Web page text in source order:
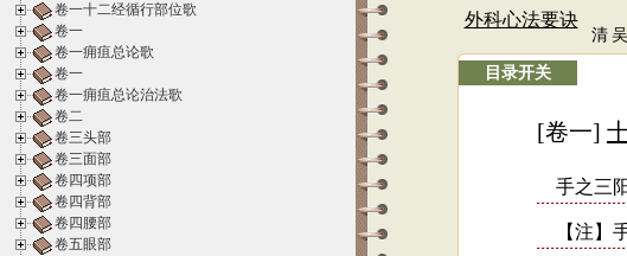
卷一十二经循行部位歌
卷一
卷一痈疽总论歌
卷一
卷一痈疽总论治法歌
卷二
卷三头部
卷三面部
卷四项部
卷四背部
卷四腰部
卷五眼部
外科心法要诀
清
目录开关